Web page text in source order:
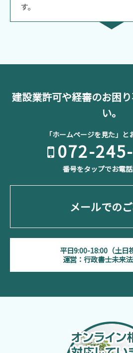
す。
建設業許可や経審のお困
い。
「ホームページを見た」
072-
番号をタップでお電
メールでの
平日9:00-18:00（土日
運営：行政書士未来